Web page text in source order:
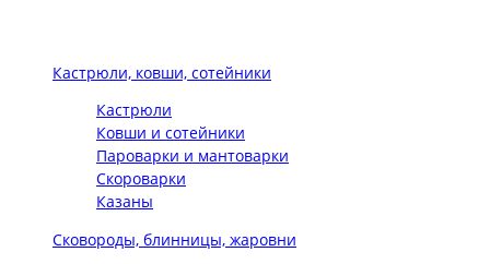
Кастрюли, ковши, сотейники
Кастрюли
Ковши и сотейники
Пароварки и мантоварки
Скороварки
Казаны
Сковороды, блинницы, жаровни